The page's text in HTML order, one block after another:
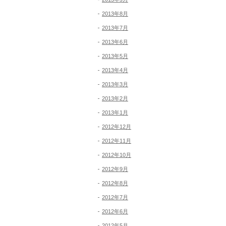
2013年8月
2013年7月
2013年6月
2013年5月
2013年4月
2013年3月
2013年2月
2013年1月
2012年12月
2012年11月
2012年10月
2012年9月
2012年8月
2012年7月
2012年6月